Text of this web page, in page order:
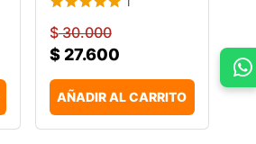
$30.000
$27.600
AÑADIR AL CARRITO